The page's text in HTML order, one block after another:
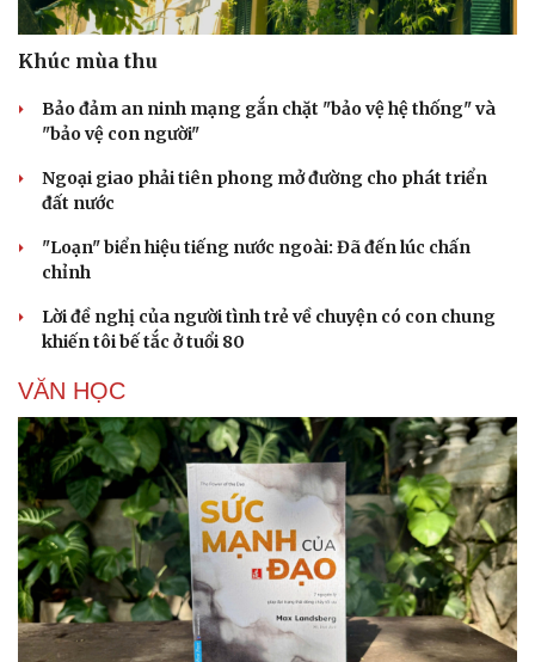
Khúc mùa thu
Bảo đảm an ninh mạng gắn chặt "bảo vệ hệ thống" và
"bảo vệ con người"
Ngoại giao phải tiên phong mở đường cho phát triển
đất nước
"Loạn" biển hiệu tiếng nước ngoài: Đã đến lúc chấn
chỉnh
Lời đề nghị của người tình trẻ về chuyện có con chung
khiến tôi bế tắc ở tuổi 80
VĂN HỌC